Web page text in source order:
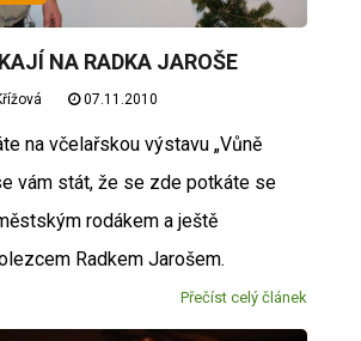
NA RADKA JAROŠE
07.11.2010
na včelařskou výstavu „Vůně
vám stát, že se zde potkáte se
rodákem a ještě
Radkem Jarošem.
Přečíst celý článek